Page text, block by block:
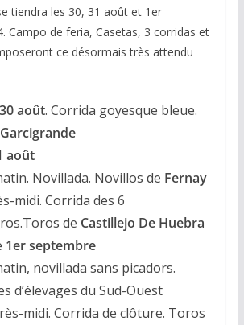
tiendra les 30, 31 août et 1er
Campo de feria, Casetas, 3 corridas et
ce désormais très attendu
30 août. Corrida goyesque bleue.
Garcigrande
août
Novillada. Novillos de Fernay
midi. Corrida des 6
de Castillejo De Huebra
1er septembre
novillada sans picadors.
d’élevages du Sud-Ouest
midi. Corrida de clôture. Toros